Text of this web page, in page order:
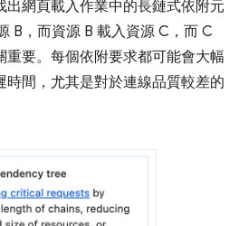
出網頁載入作業中的長鏈式依附元
B，而資源 B 載入資源 C，而 C
重要。每個依附要求都可能會大幅
時間，尤其是對於連線品質較差的